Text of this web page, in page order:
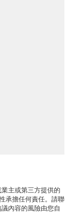
主或第三方提供的
承擔任何責任。請聯
內容的風險由您自